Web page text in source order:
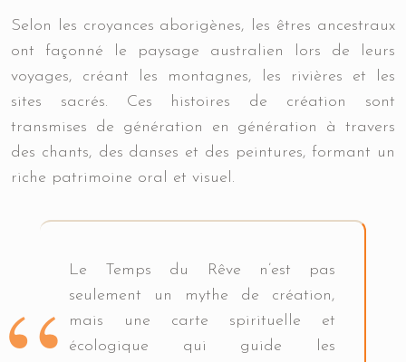
Selon les croyances aborigènes, les êtres ancestraux
ont façonné le paysage australien lors de leurs
voyages, créant les montagnes, les rivières et les
sites sacrés. Ces histoires de création sont
transmises de génération en génération à travers
des chants, des danses et des peintures, formant un
riche patrimoine oral et visuel.
Le Temps du Rêve n’est pas
seulement un mythe de création,
mais une carte spirituelle et
écologique qui guide les